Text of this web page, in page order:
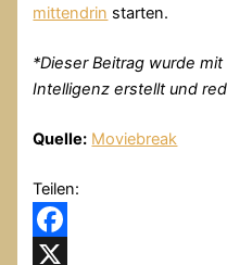
mittendrin starten.
*Dieser Beitrag wurde
Intelligenz erstellt und
Quelle: Moviebreak
Teilen:
Facebook